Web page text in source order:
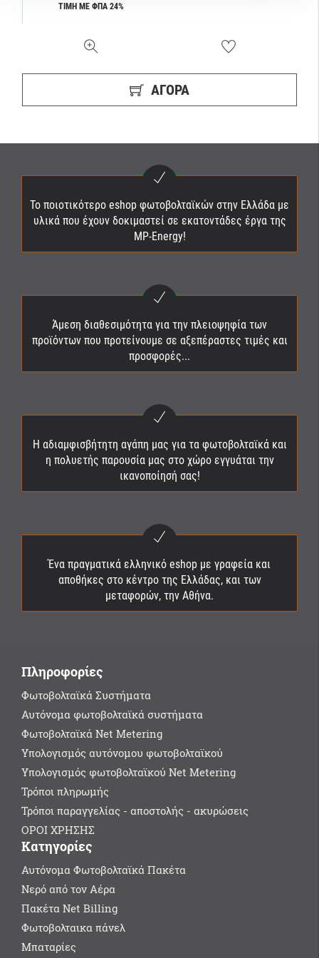
ΤΙΜΗ ΜΕ ΦΠΑ 24%
ΑΓΟΡΆ
Το ποιοτικότερο eshop φωτοβολταϊκών στην Ελλάδα με
υλικά που έχουν δοκιμαστεί σε εκατοντάδες έργα της
MP-Energy!
Άμεση διαθεσιμότητα για την πλειοψηφία των
προϊόντων που προτείνουμε σε αξεπέραστες τιμές και
προσφορές...
Η αδιαμφισβήτητη αγάπη μας για τα φωτοβολταϊκά και
η πολυετής παρουσία μας στο χώρο εγγυάται την
ικανοποίησή σας!
Ένα πραγματικά ελληνικό eshop με γραφεία και
αποθήκες στο κέντρο της Ελλάδας, και των
μεταφορών, την Αθήνα.
Πληροφορίες
Φωτοβολταϊκά Συστήματα
Αυτόνομα φωτοβολταϊκά συστήματα
Φωτοβολταϊκά Net Metering
Υπολογισμός αυτόνομου φωτοβολταϊκού
Υπολογισμός φωτοβολταϊκού Net Metering
Τρόποι πληρωμής
Τρόποι παραγγελίας - αποστολής - ακυρώσεις
ΟΡΟΙ ΧΡΗΣΗΣ
Κατηγορίες
Αυτόνομα Φωτοβολταϊκά Πακέτα
Νερό από τον Αέρα
Πακέτα Net Billing
Φωτοβολταικα πάνελ
Μπαταρίες